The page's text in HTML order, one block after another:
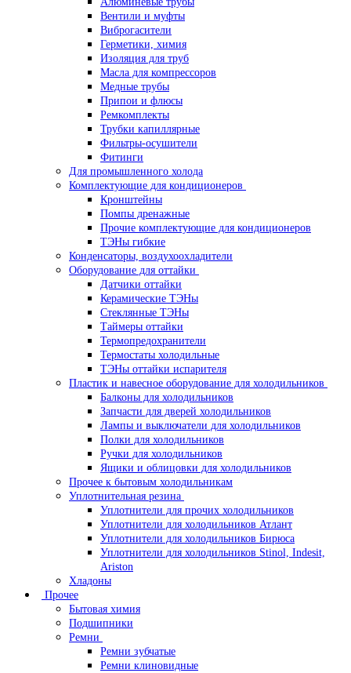
Вентили и муфты
Виброгасители
Герметики, химия
Изоляция для труб
Масла для компрессоров
Медные трубы
Припои и флюсы
Ремкомплекты
Трубки капиллярные
Фильтры-осушители
Фитинги
Для промышленного холода
Комплектующие для кондиционеров
Кронштейны
Помпы дренажные
Прочие комплектующие для кондиционеров
ТЭНы гибкие
Конденсаторы, воздухоохладители
Оборудование для оттайки
Датчики оттайки
Керамические ТЭНы
Стеклянные ТЭНы
Таймеры оттайки
Термопредохранители
Термостаты холодильные
ТЭНы оттайки испарителя
Пластик и навесное оборудование для холодильников
Балконы для холодильников
Запчасти для дверей холодильников
Лампы и выключатели для холодильников
Полки для холодильников
Ручки для холодильников
Ящики и облицовки для холодильников
Прочее к бытовым холодильникам
Уплотнительная резина
Уплотнители для прочих холодильников
Уплотнители для холодильников Атлант
Уплотнители для холодильников Бирюса
Уплотнители для холодильников Stinol, Indesit,
Ariston
Хладоны
Прочее
Бытовая химия
Подшипники
Ремни
Ремни зубчатые
Ремни клиновидные